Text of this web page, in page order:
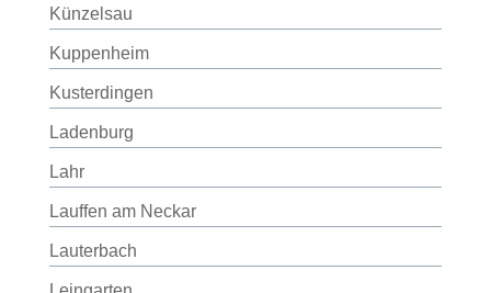
Künzelsau
Kuppenheim
Kusterdingen
Ladenburg
Lahr
Lauffen am Neckar
Lauterbach